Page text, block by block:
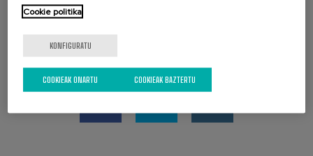
Cookie politika
KONFIGURATU
COOKIEAK BAZTERTU
COOKIEAK ONARTU